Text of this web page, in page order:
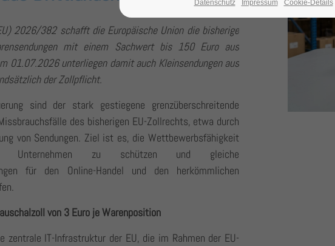
2026/382 schafft die Europäische Union die bisherige
mit einem Sachwert bis 150 Euro aus
01.07.2026 unterliegen damit auch Kleinsendungen aus
der Zollpflicht.
sind der stark gestiegene grenzüberschreitende
des bisherigen EU-Zollrechts, etwa durch
von Sendungen. Ziel ist es, die Wettbewerbsfähigkeit
Unternehmen zu schützen und gleiche
für den Online-Handel und den herkömmlichen
von 3 Euro je Warenposition
zentrale IT-Infrastruktur der EU, die im Rahmen der EU-
Datenschutz Impressum Cookie-Details